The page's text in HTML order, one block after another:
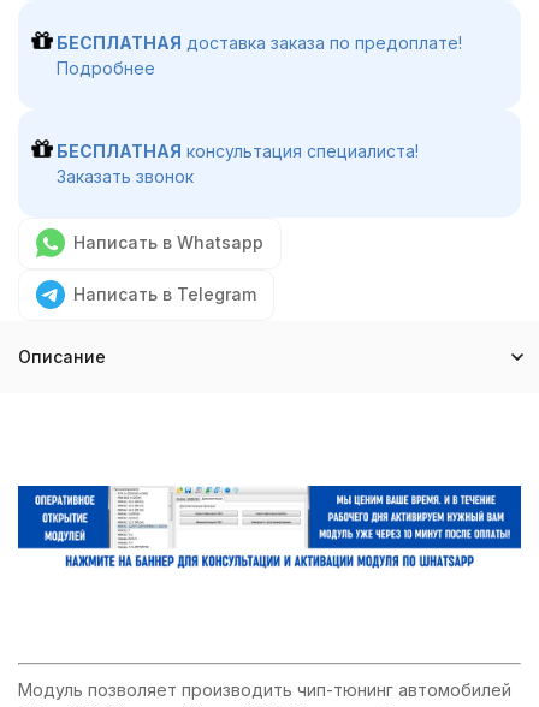
БЕСПЛАТНАЯ доставка заказа по предоплате!
Подробнее
БЕСПЛАТНАЯ консультация специалиста!
Заказать звонок
Написать в Whatsapp
Написать в Telegram
Описание
Модуль позволяет производить чип-тюнинг автомобилей